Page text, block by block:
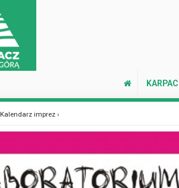
Kalendarz imprez ›